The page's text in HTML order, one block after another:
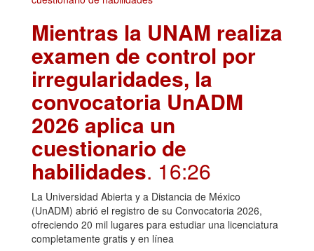
Mientras la UNAM realiza
examen de control por
irregularidades, la
convocatoria UnADM
2026 aplica un
cuestionario de
habilidades. 16:26
La Universidad Abierta y a Distancia de México
(UnADM) abrió el registro de su Convocatoria 2026,
ofreciendo 20 mil lugares para estudiar una licenciatura
completamente gratis y en línea